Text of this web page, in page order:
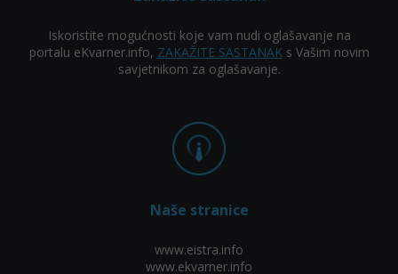
Iskoristite mogućnosti koje vam nudi oglašavanje na
portalu eKvarner.info, ZAKAŽITE SASTANAKs Vašim novim
savjetnikom za oglašavanje.
Naše stranice
www.eistra.info
www.ekvarner.info